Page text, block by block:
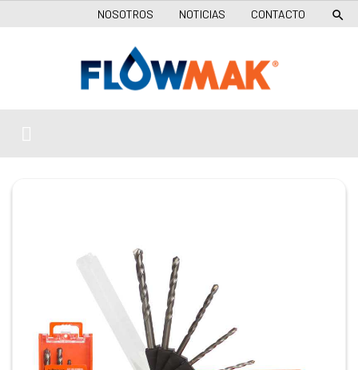
NOSOTROS NOTICIAS CONTACTO 